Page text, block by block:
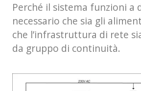
Perché il sistema funzioni a
necessario che sia gli
che l’infrastruttura di rete
da gruppo di continuità.